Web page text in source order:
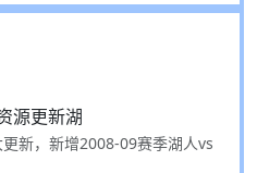
源更新湖
新，新增2008-09赛季湖人vs